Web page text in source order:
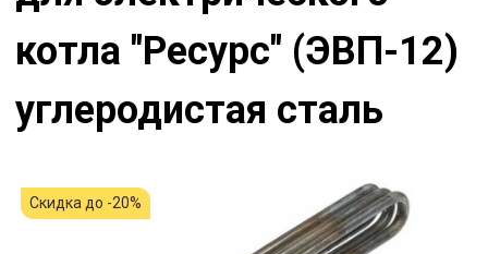
котла "Ресурс" (ЭВП-12)
углеродистая сталь
Скидка до -20%